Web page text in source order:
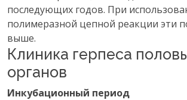
последующих годов. При
полимеразной цепной реакции эти
выше.
Клиника герпеса
органов
Инкубационный период